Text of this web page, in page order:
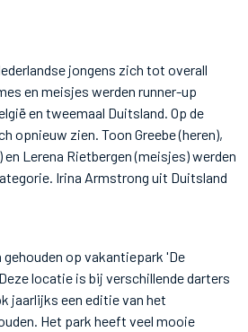
jongens zich tot overall
en meisjes werden runner-up
en tweemaal Duitsland. Op de
opnieuw zien. Toon Greebe (heren),
Lerena Rietbergen (meisjes) werden
Irina Armstrong uit Duitsland
op vakantiepark 'De
locatie is bij verschillende darters
jaarlijks een editie van het
Het park heeft veel mooie